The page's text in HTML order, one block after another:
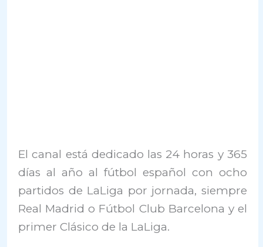
El canal está dedicado las 24 horas y 365
días al año al fútbol español con ocho
partidos de LaLiga por jornada, siempre
Real Madrid o Fútbol Club Barcelona y el
primer Clásico de la LaLiga.